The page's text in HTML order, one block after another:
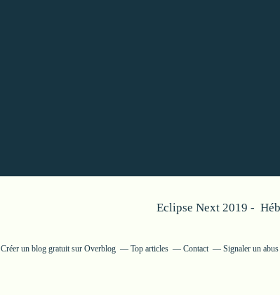
Eclipse Next 2019 -
Créer un blog gratuit sur Overblog Top articles Contact Signaler un abus